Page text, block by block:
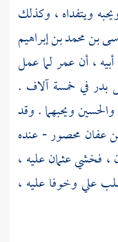
ويتفداه ، وكذلك
بن محمد بن إبراهيم
، أنعمرلما عمل
بدرفي خمسة آلاف .
والحسينويحبهما . وقد
عفان محصور - عنده
، فخشيعثمانعليه ،
عليوخوفا عليه ،